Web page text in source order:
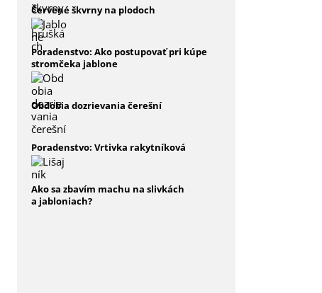
Červené škvrny na plodoch
Poradenstvo: Ako postupovať pri kúpe
stromčeka jablone
Obdobia dozrievania čerešní
Poradenstvo: Vrtivka rakytníková
Ako sa zbavím machu na slivkách
a jabloniach?